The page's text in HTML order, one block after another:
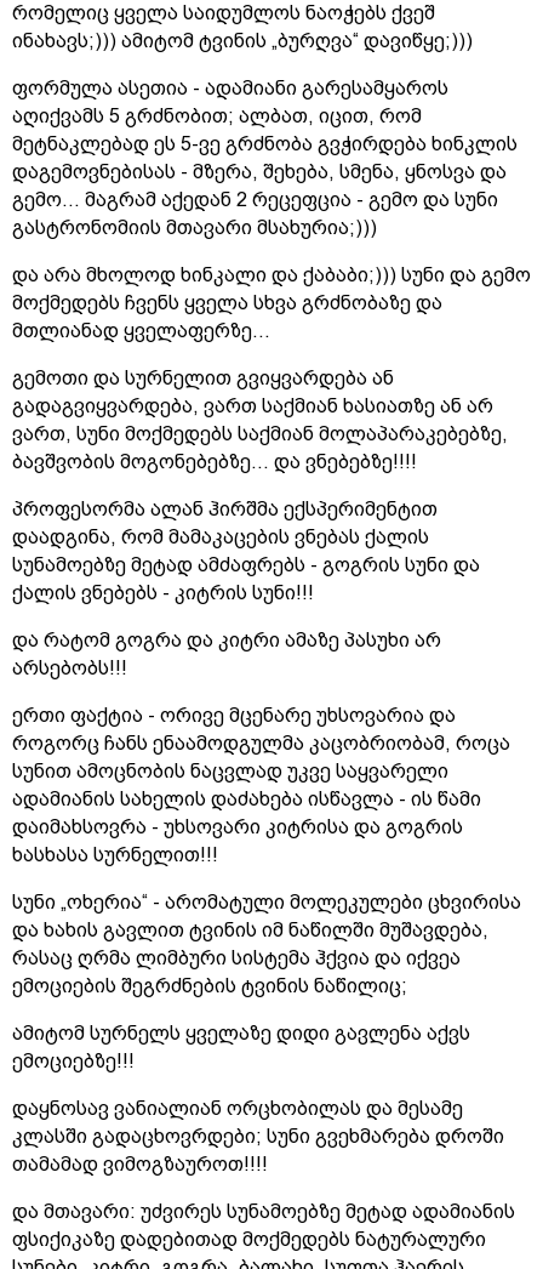
რომელიც ყველა საიდუმლოს ნაოჭებს ქვეშ
ინახავს;))) ამიტომ ტვინის „ბურღვა“ დავიწყე;)))
ფორმულა ასეთია - ადამიანი გარესამყაროს
აღიქვამს 5 გრძნობით; ალბათ, იცით, რომ
მეტნაკლებად ეს 5-ვე გრძნობა გვჭირდება ხინკლის
დაგემოვნებისას - მზერა, შეხება, სმენა, ყნოსვა და
გემო... მაგრამ აქედან 2 რეცეფცია - გემო და სუნი
გასტრონომიის მთავარი მსახურია;)))
და არა მხოლოდ ხინკალი და ქაბაბი;))) სუნი და გემო
მოქმედებს ჩვენს ყველა სხვა გრძნობაზე და
მთლიანად ყველაფერზე...
გემოთი და სურნელით გვიყვარდება ან
გადაგვიყვარდება, ვართ საქმიან ხასიათზე ან არ
ვართ, სუნი მოქმედებს საქმიან მოლაპარაკებებზე,
ბავშვობის მოგონებებზე... და ვნებებზე!!!!
პროფესორმა ალან ჰირშმა ექსპერიმენტით
დაადგინა, რომ მამაკაცების ვნებას ქალის
სუნამოებზე მეტად ამძაფრებს - გოგრის სუნი და
ქალის ვნებებს - კიტრის სუნი!!!
და რატომ გოგრა და კიტრი ამაზე პასუხი არ
არსებობს!!!
ერთი ფაქტია - ორივე მცენარე უხსოვარია და
როგორც ჩანს ენაამოდგულმა კაცობრიობამ, როცა
სუნით ამოცნობის ნაცვლად უკვე საყვარელი
ადამიანის სახელის დაძახება ისწავლა - ის წამი
დაიმახსოვრა - უხსოვარი კიტრისა და გოგრის
ხასხასა სურნელით!!!
სუნი „ოხერია“ - არომატული მოლეკულები ცხვირისა
და ხახის გავლით ტვინის იმ ნაწილში მუშავდება,
რასაც ღრმა ლიმბური სისტემა ჰქვია და იქვეა
ემოციების შეგრძნების ტვინის ნაწილიც;
ამიტომ სურნელს ყველაზე დიდი გავლენა აქვს
ემოციებზე!!!
დაყნოსავ ვანიალიან ორცხობილას და მესამე
კლასში გადაცხოვრდები; სუნი გვეხმარება დროში
თამამად ვიმოგზაუროთ!!!!
და მთავარი: უძვირეს სუნამოებზე მეტად ადამიანის
ფსიქიკაზე დადებითად მოქმედებს ნატურალური